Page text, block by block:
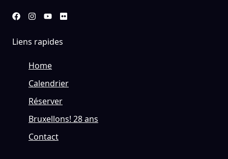
Liens rapides
Home
Calendrier
Réserver
Bruxellons! 28 ans
Contact